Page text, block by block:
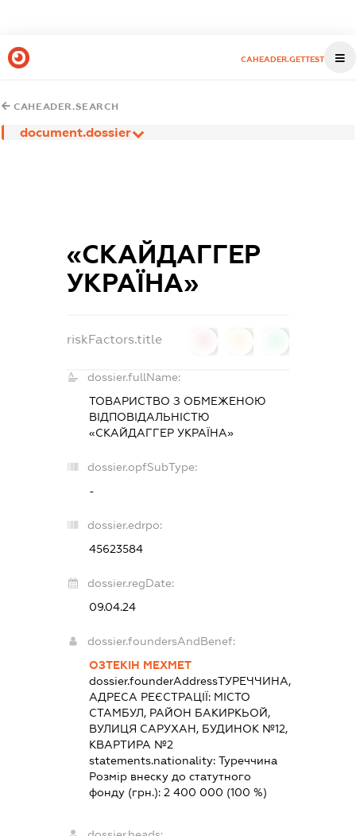
CAHEADER.GETTEST
CAHEADER.SEARCH
document.dossier
«СКАЙДАГГЕР
УКРАЇНА»
riskFactors.title
dossier.fullName:
ТОВАРИСТВО З ОБМЕЖЕНОЮ
ВІДПОВІДАЛЬНІСТЮ
«СКАЙДАГГЕР УКРАЇНА»
dossier.opfSubType:
-
dossier.edrpo:
45623584
dossier.regDate:
09.04.24
dossier.foundersAndBenef:
ОЗТЕКІН МЕХМЕТ
dossier.founderAddressТУРЕЧЧИНА,
АДРЕСА РЕЄСТРАЦІЇ: МІСТО
СТАМБУЛ, РАЙОН БАКИРКЬОЙ,
ВУЛИЦЯ САРУХАН, БУДИНОК №12,
КВАРТИРА №2
statements.nationality:Туреччина
Розмір внеску до статутного
фонду (грн.):2 400 000 (100 %)